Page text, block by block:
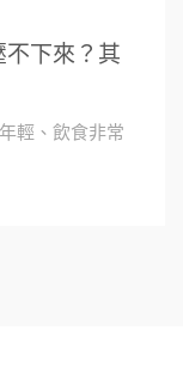
下來？其
輕、飲食非常